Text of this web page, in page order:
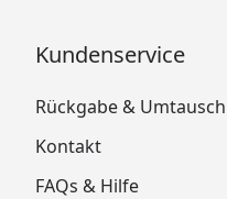
Kundenservice
Rückgabe & Umtausch
Kontakt
FAQs & Hilfe